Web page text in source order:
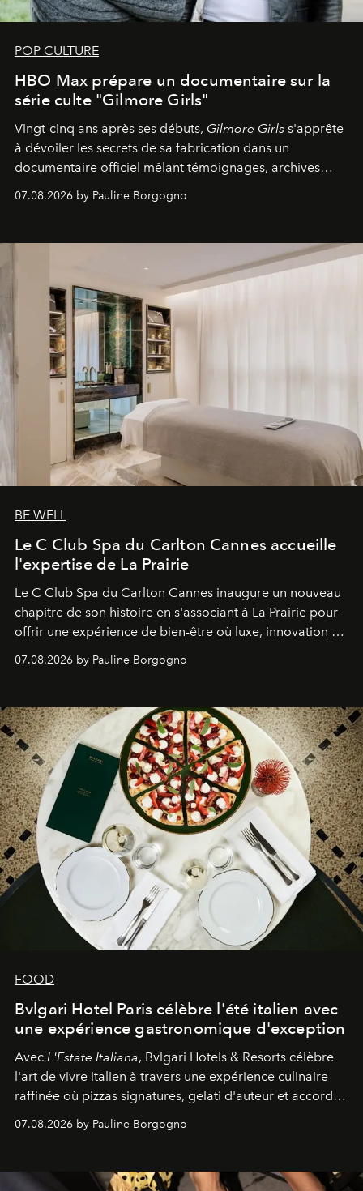
POP CULTURE
HBO Max prépare un documentaire sur la
série culte "Gilmore Girls"
Vingt-cinq ans après ses débuts, Gilmore Girls s'apprête
à dévoiler les secrets de sa fabrication dans un
documentaire officiel mêlant témoignages, archives
générationnel.
07.08.2026 by Pauline Borgogno
BE WELL
Le C Club Spa du Carlton Cannes accueille
l'expertise de La Prairie
Le C Club Spa du Carlton Cannes inaugure un nouveau
chapitre de son histoire en s'associant à La Prairie pour
offrir une expérience de bien-être où luxe, innovation et
07.08.2026 by Pauline Borgogno
FOOD
Bvlgari Hotel Paris célèbre l'été italien avec
une expérience gastronomique d'exception
Avec L'Estate Italiana, Bvlgari Hotels & Resorts célèbre
l'art de vivre italien à travers une expérience culinaire
raffinée où pizzas signatures, gelati d'auteur et accords
07.08.2026 by Pauline Borgogno